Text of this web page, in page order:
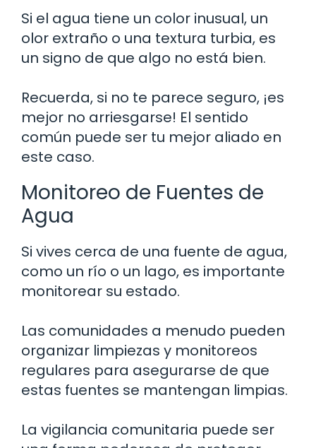
Si el agua tiene un color inusual, un
olor extraño o una textura turbia, es
un signo de que algo no está bien.
Recuerda, si no te parece seguro, ¡es
mejor no arriesgarse! El sentido
común puede ser tu mejor aliado en
este caso.
Monitoreo de Fuentes de
Agua
Si vives cerca de una fuente de agua,
como un río o un lago, es importante
monitorear su estado.
Las comunidades a menudo pueden
organizar limpiezas y monitoreos
regulares para asegurarse de que
estas fuentes se mantengan limpias.
La vigilancia comunitaria puede ser